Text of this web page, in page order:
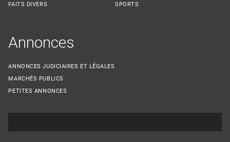
FAITS DIVERS
SPORTS
Annonces
ANNONCES JUDICIAIRES ET LÉGALES
MARCHÉS PUBLICS
PETITES ANNONCES